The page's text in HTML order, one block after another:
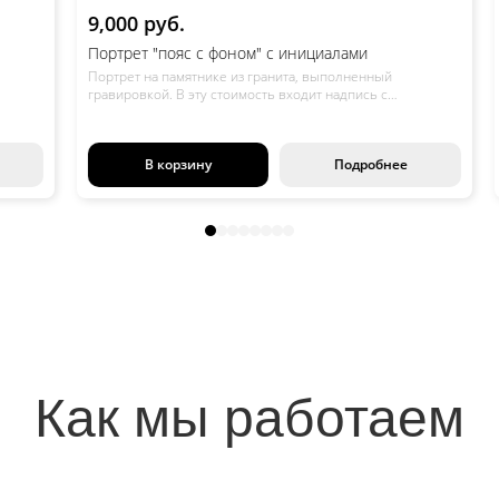
9,000 руб.
Портрет "пояс с фоном" с инициалами
Портрет на памятнике из гранита, выполненный
гравировкой. В эту стоимость входит надпись с
полумесяц), что не повлияет на стоимость.
В корзину
Подробнее
Как мы работаем